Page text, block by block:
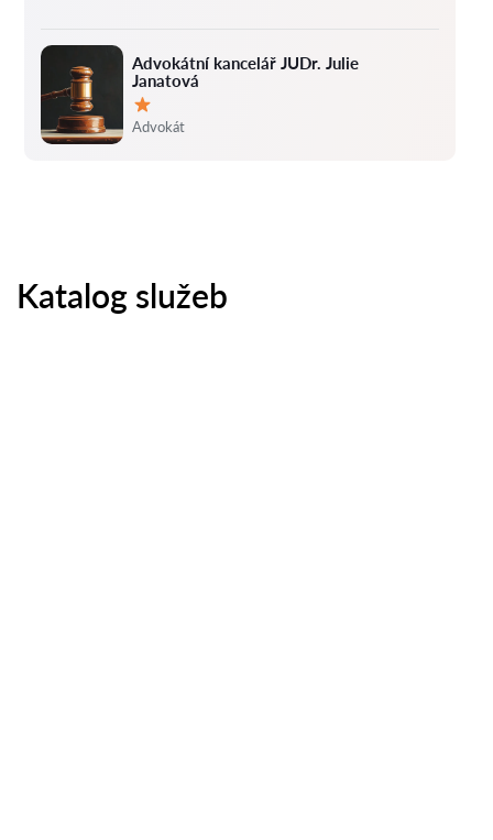
Advokátní kancelář JUDr. Julie
Janatová
Hodnocení:
Advokát
Katalog služeb